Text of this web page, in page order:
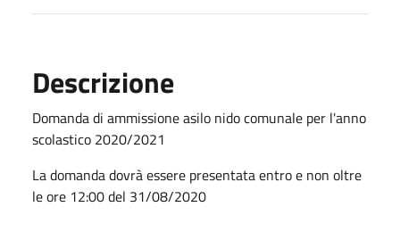
Descrizione
Domanda di ammissione asilo nido comunale per l'anno
scolastico 2020/2021
La domanda dovrà essere presentata entro e non oltre
le ore 12:00 del 31/08/2020